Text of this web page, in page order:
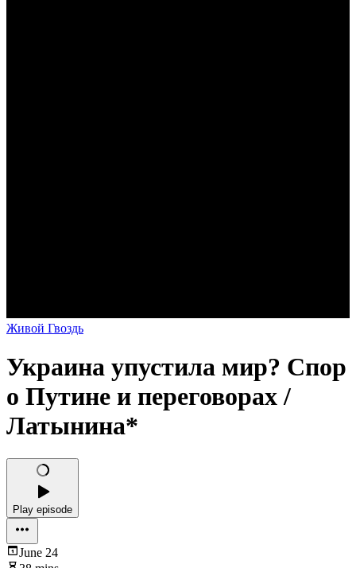
Живой Гвоздь
Украина упустила мир? Спор
о Путине и переговорах /
Латынина*
Play episode
June 24